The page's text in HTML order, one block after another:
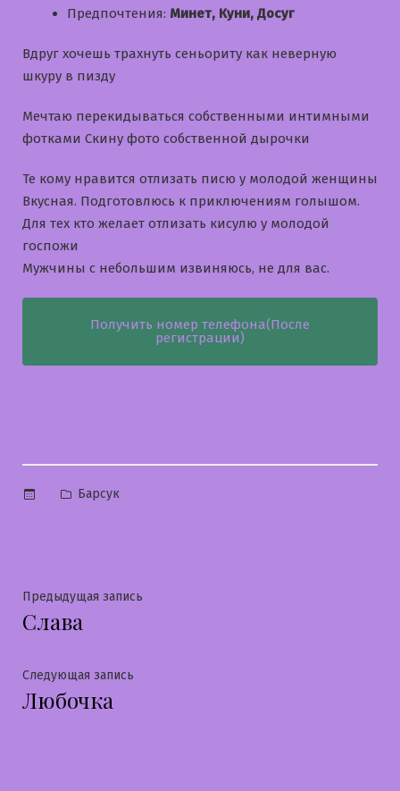
Предпочтения: Минет, Куни, Досуг
Вдруг хочешь трахнуть сеньориту как неверную
шкуру в пизду
Мечтаю перекидываться собственными интимными
фотками Скину фото собственной дырочки
Те кому нравится отлизать писю у молодой женщины
Вкусная. Подготовлюсь к приключениям голышом.
Для тех кто желает отлизать кисулю у молодой
госпожи
Мужчины с небольшим извиняюсь, не для вас.
Получить номер телефона(После
регистрации)
Опубликовано
Барсук
Навигация
по
записям
Предыдущая запись
Слава
Следующая запись
Любочка